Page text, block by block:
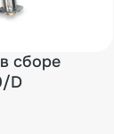
сборе
D